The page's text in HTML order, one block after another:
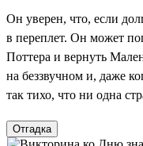
Он уверен, что, если
в переплет. Он может
Поттера и вернуть
на беззвучном и, даже
так тихо, что ни одна
Отгадка